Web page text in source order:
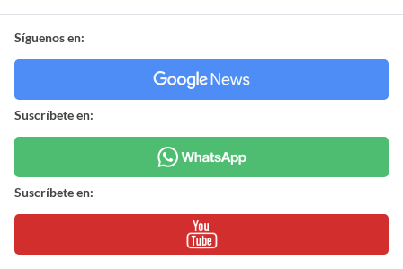
Síguenos en:
Suscríbete en:
Suscríbete en: